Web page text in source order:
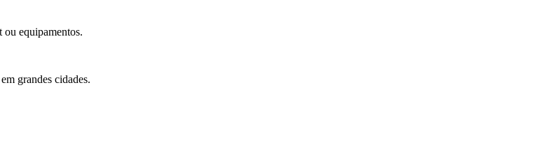
ou equipamentos.
grandes cidades.